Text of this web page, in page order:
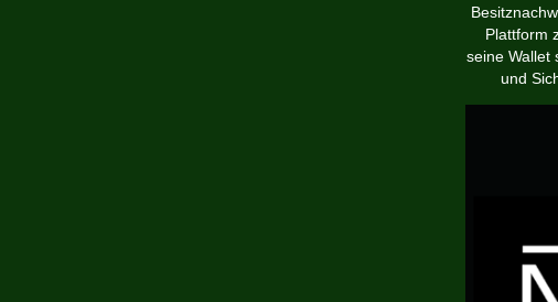
Plattform
seine Wallet
und